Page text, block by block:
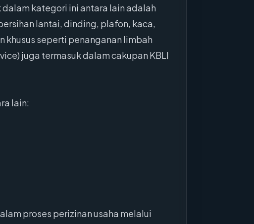
kategori ini antara lain adalah
lantai, dinding, plafon, kaca,
khusus seperti penanganan limbah
juga termasuk dalam cakupan KBLI
lain:
proses perizinan usaha melalui